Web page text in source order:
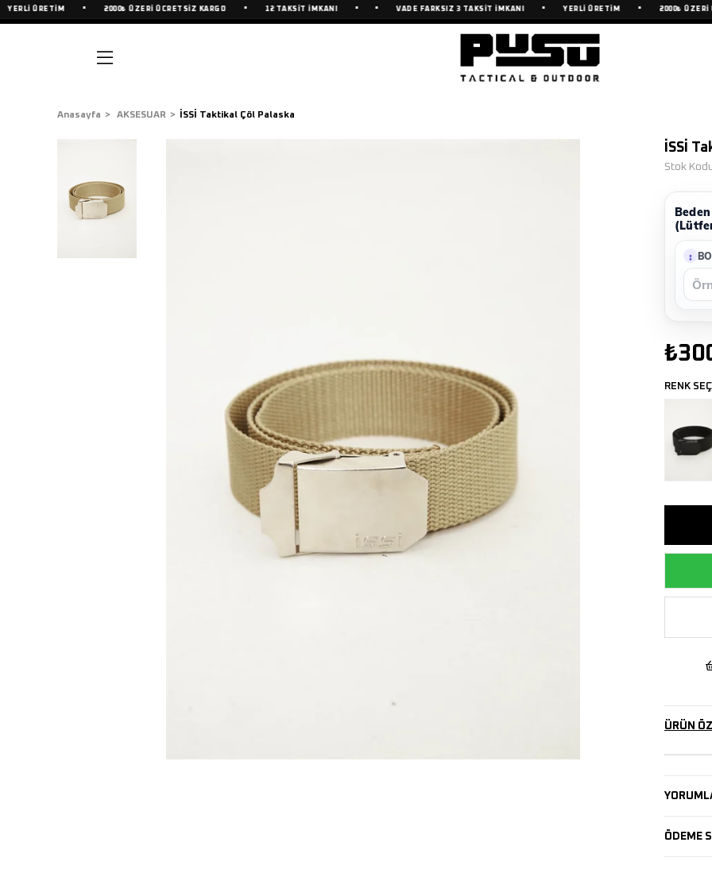
ÜRETİM • 2000₺ ÜZERİ ÜCRETSİZ KARGO • 12 TAKSİT İMKANI • • VADE FARKSIZ 3 TAKSİT İMKANI • YERLİ ÜRETİM • 2000₺ ÜZERİ
Anasayfa AKSESUAR İSSİ Taktikal Çöl Palaska
İSSİ
Stok
RENK
ÜRÜN
ÖDEME